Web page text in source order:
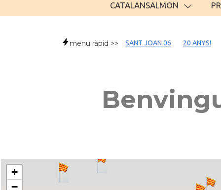
CATALANSALMON
menu ràpid >> SANT JOAN 06 20 ANYS!
+
−